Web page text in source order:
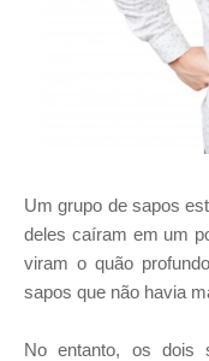
Um grupo de sapos
deles caíram em um
viram o quão
sapos que não havia
No entanto, os dois